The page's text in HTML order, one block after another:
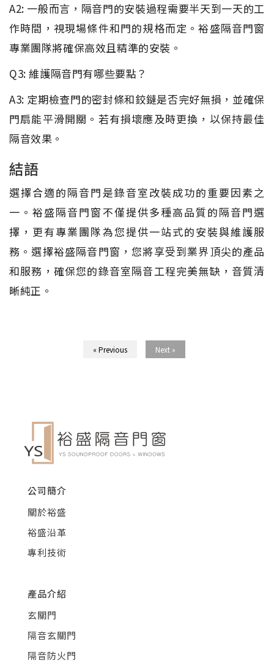
A2: 一般而言，隔音門的安裝過程需要半天到一天的工
作時間，視現場條件和門的規格而定。裕盛隔音門窗
專業團隊將確保高效且精準的安裝。
Q3: 維護隔音門有哪些要點？
A3: 定期檢查門的密封條和鉸鏈是否完好無損，並確保
門扇能平滑開關。若有損壞應及時更換，以保持最佳
隔音效果。
結語
選擇合適的隔音門是錄音室改裝成功的重要因素之
一。裕盛隔音門窗不僅提供多種高品質的隔音門選
擇，更有專業團隊為您提供一站式的安裝與維護服
務。選擇裕盛隔音門窗，您將享受到業界頂尖的產品
和服務，確保您的錄音室隔音工程完美無缺，音質清
晰純正。
« Previous Next »
公司簡介
關於裕盛
裕盛沿革
專利技術
產品介紹
玄關門
隔音玄關門
隔音防火門